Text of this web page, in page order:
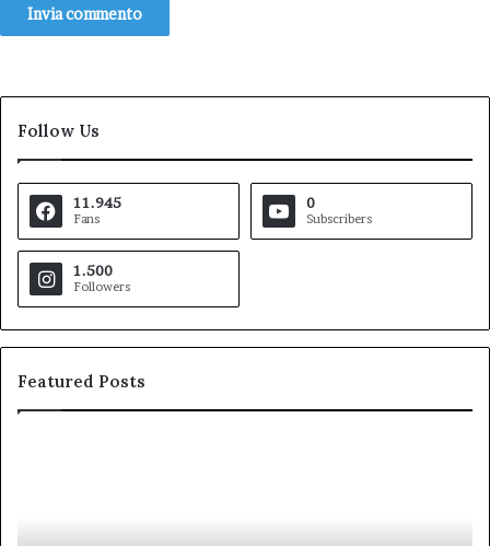
Follow Us
11.945
Fans
0
Subscribers
1.500
Followers
Featured Posts